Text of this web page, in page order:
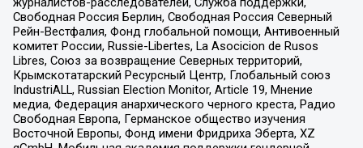
Свободная Россия Берлин, Свободная Россия Северный
Рейн-Вестфалия, Фонд глобальной помощи, Антивоенный
комитет России, Russie-Libertes, La Asocicion de Rusos
Libres, Союз за возвращение Северных территорий,
Крымскотатарский Ресурсный Центр, Глобальный союз
IndustriALL, Russian Election Monitor, Article 19, Мнение
медиа, Федерация анархического черного креста, Радио
Свободная Европа, Германское общество изучения
Восточной Европы, Фонд имени Фридриха Эберта, XZ